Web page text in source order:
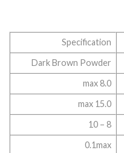
Specification
Dark Brown Powder
8.0 max
15.0 max
8 – 10
0.1max